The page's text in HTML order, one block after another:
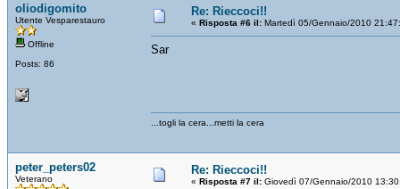
oliodigomito
Utente Vesparestauro
Offline
Posts: 86
Re: Rieccoci!!
« Risposta #6 il: Martedì 05/Gennaio/2010
Sar
...togli la cera...metti la cera
peter_peters02
Veterano
Re: Rieccoci!!
« Risposta #7 il: Giovedì 07/Gennaio/2010